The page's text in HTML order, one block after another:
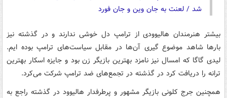
شد / لعنت به جان وین و جان فورد
بیشتر هنرمندان هالیوودی از ترامپ دل خوشی ندارند و در گذشته نیز
بارها شاهد موضوع گیری آن‌ها در مقابل سیاست‌های ترامپ بوده ایم.
لیدی گاگا که امسال نیز نامزد بهترین بازیگر زن بود و جایزه اسکار بهترین
ترانه را دریافت کرد در گذشته در تجمع‌های ضد ترامپ شرکت می‌کرد.
همچنین جرج کلونی بازیگر مشهور و پرطرفدار هالیوود در گذشته راجع به